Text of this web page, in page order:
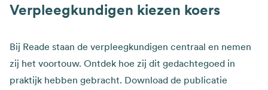
Verpleegkundigen kiezen koers
Bij Reade staan de verpleegkundigen centraal en nemen
zij het voortouw. Ontdek hoe zij dit gedachtegoed in
praktijk hebben gebracht. Download de publicatie